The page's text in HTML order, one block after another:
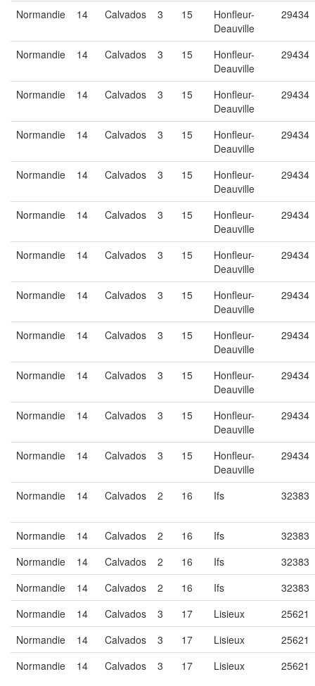
Normandie 14 Calvados 3 15
Honfleur-
Deauville
29434
Normandie 14 Calvados 3 15
Honfleur-
Deauville
29434
Normandie 14 Calvados 3 15
Honfleur-
Deauville
29434
Normandie 14 Calvados 3 15
Honfleur-
Deauville
29434
Normandie 14 Calvados 3 15
Honfleur-
Deauville
29434
Normandie 14 Calvados 3 15
Honfleur-
Deauville
29434
Normandie 14 Calvados 3 15
Honfleur-
Deauville
29434
Normandie 14 Calvados 3 15
Honfleur-
Deauville
29434
Normandie 14 Calvados 3 15
Honfleur-
Deauville
29434
Normandie 14 Calvados 3 15
Honfleur-
Deauville
29434
Normandie 14 Calvados 3 15
Honfleur-
Deauville
29434
Normandie 14 Calvados 3 15
Honfleur-
Deauville
29434
Normandie 14 Calvados 2 16 Ifs 32383
Normandie 14 Calvados 2 16 Ifs
32383
Normandie
14 Calvados 2 16 Ifs
32383
Normandie
14 Calvados 2 16 Ifs
32383
Normandie
14 Calvados 3 17 Lisieux
25621
Normandie
14 Calvados 3 17 Lisieux
25621
Normandie
14 Calvados 3 17 Lisieux 25621